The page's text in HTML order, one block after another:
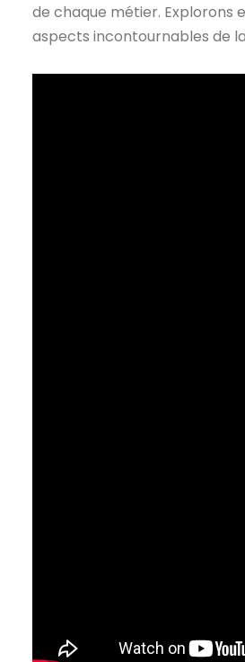
de chaque métier. Explorons
aspects incontournables de la